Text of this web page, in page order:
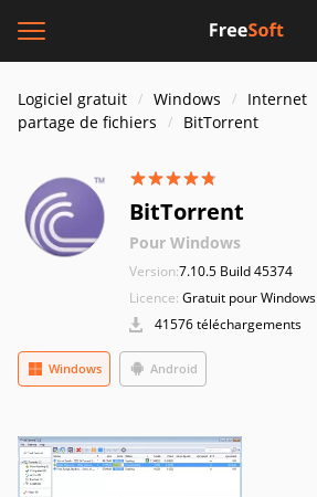
Logiciel gratuit Windows Internet
partage de fichiers
BitTorrent
BitTorrent
Pour Windows
Version:7.10.5 Build 45374
Licence: Gratuit pour Windows
41576 téléchargements
Android
Windows